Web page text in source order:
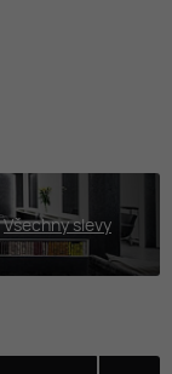
Všechny slevy